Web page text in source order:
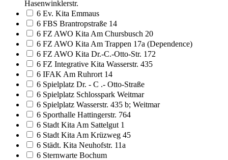
Hasenwinklerstr.
6 Ev. Kita Emmaus
6 FBS Brantropstraße 14
6 FZ AWO Kita Am Chursbusch 20
6 FZ AWO Kita Am Trappen 17a (Dependence)
6 FZ AWO Kita Dr.-C.-Otto-Str. 172
6 FZ Integrative Kita Wasserstr. 435
6 IFAK Am Ruhrort 14
6 Spielplatz Dr. - C .- Otto-Straße
6 Spielplatz Schlosspark Weitmar
6 Spielplatz Wasserstr. 435 b; Weitmar
6 Sporthalle Hattingerstr. 764
6 Stadt Kita Am Sattelgut 1
6 Stadt Kita Am Krüzweg 45
6 Städt. Kita Neuhofstr. 11a
6 Sternwarte Bochum